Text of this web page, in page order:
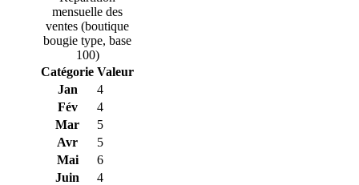
mensuelle des
ventes (boutique
bougie type, base
100)
Catégorie Valeur
Jan
4
Fév
4
Mar
5
Avr
5
Mai
6
Juin
4